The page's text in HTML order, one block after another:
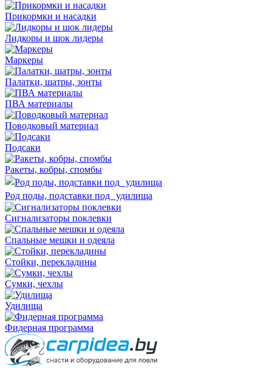
Прикормки и насадки
Лидкоры и шок лидеры
Маркеры
Палатки, шатры, зонты
ПВА материалы
Поводковый материал
Подсаки
Ракеты, кобры, спомбы
Род поды, подставки под удилища
Сигнализаторы поклевки
Спальные мешки и одеяла
Стойки, перекладины
Сумки, чехлы
Удилища
Фидерная программа